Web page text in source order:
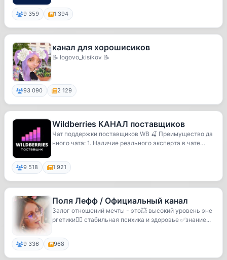
9 359 1 394
канал для хорошисиков
📝 logovo_kisikov 📝
93 090 2 129
Wildberries КАНАЛ поставщиков
Чат поддержки поставщиков WB 🍒 Преимущество да
нного чата: 1. Наличие реального эксперта в чате
9 518 1 921
Поля Лефф / Официальный канал
Залог отношений мечты - это💥 высокий уровень эне
ргетики🧘‍♀️ стабильная психика и здоровье ✅знание...
9 336 968